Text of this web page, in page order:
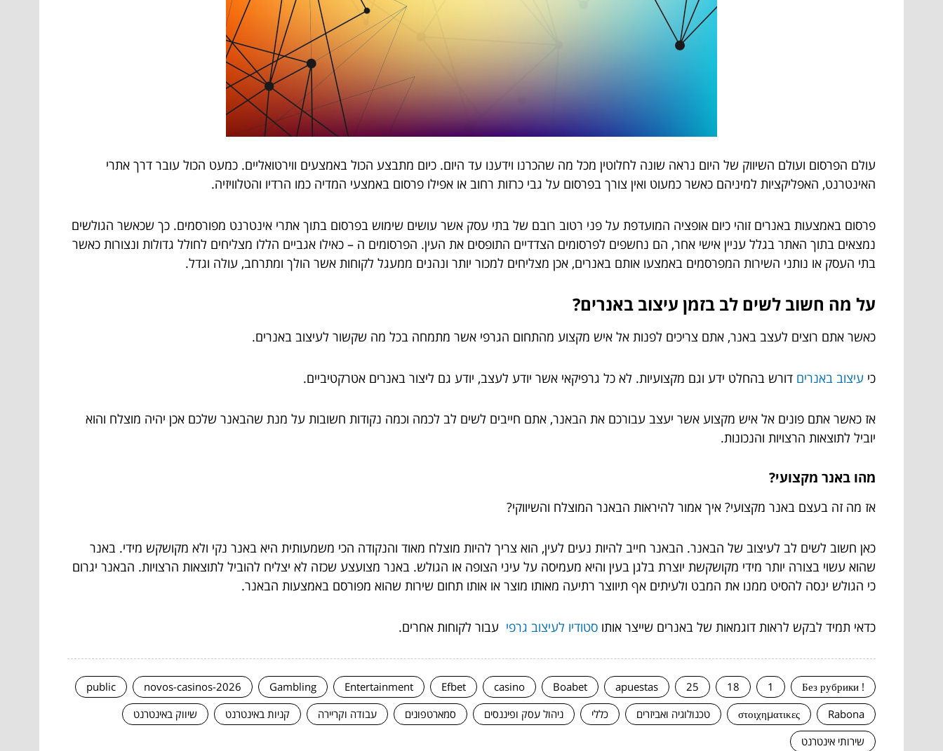
עולם הפרסום ועולם השיווק של היום נראה שונה לחלוטין מכל מה שהכרנו וידענו עד היום. כיום מתבצע הכול באמצעים ווירטואליים. כמעט הכול עובר דרך אתרי
האינטרנט, האפליקציות למיניהם כאשר כמעוט ואין צורך בפרסום על גבי כרזות רחוב או אפילו פרסום באמצעי המדיה כמו הרדיו והטלוויזיה.
פרסום באמצעות באנרים זוהי כיום אופציה המועדפת על פני רטוב רובם של בתי עסק אשר עושים שימוש בפרסום בתוך אתרי אינטרנט מפורסמים. כך שכאשר הגולשים
נמצאים בתוך האתר בגלל עניין אישי אחר, הם נחשפים לפרסומים הצדדיים התופסים את העין. הפרסומים ה – כאילו אגביים הללו מצליחים לחולל גדולות ונצורות כאשר
בתי העסק או נותני השירות המפרסמים באמצעו אותם באנרים, אכן מצליחים למכור יותר ונהנים ממעגל לקוחות אשר הולך ומתרחב, עולה וגדל.
על מה חשוב לשים לב בזמן עיצוב באנרים?
כאשר אתם רוצים לעצב באנר, אתם צריכים לפנות אל איש מקצוע מהתחום הגרפי אשר מתמחה בכל מה שקשור לעיצוב באנרים.
כי עיצוב באנרים דורש בהחלט ידע וגם מקצועיות. לא כל גרפיקאי אשר יודע לעצב, יודע גם ליצור באנרים אטרקטיביים.
אז כאשר אתם פונים אל איש מקצוע אשר יעצב עבורכם את הבאנר, אתם חייבים לשים לב לכמה וכמה נקודות חשובות על מנת שהבאנר שלכם אכן יהיה מוצלח והוא
יוביל לתוצאות הרצויות והנכונות.
מהו באנר מקצועי?
אז מה זה בעצם באנר מקצועי? איך אמור להיראות הבאנר המוצלח והשיווקי?
כאן חשוב לשים לב לעיצוב של הבאנר. הבאנר חייב להיות נעים לעין, הוא צריך להיות מוצלח מאוד והנקודה הכי משמעותית היא באנר נקי ולא מקושקש מידי. באנר
שהוא עשוי בצורה יותר מידי מקושקשת יוצרת בלגן בעין והיא מעמיסה על עיני הצופה או הגולש. באנר מצועצע שכזה לא יצליח להוביל לתוצאות הרצויות. הבאנר יגרום
כי הגולש ינסה להסיט ממנו את המבט ולעיתים אף תיווצר רתיעה מאותו מוצר או אותו תחום שירות שהוא מפורסם באמצעות הבאנר.
כדאי תמיד לבקש לראות דוגמאות של באנרים שייצר אותו סטודיו לעיצוב גרפי עבור לקוחות אחרים.
! Без рубрики
1
18
25
apuestas
Boabet
casino
Efbet
Entertainment
Gambling
novos-casinos-2026
public
Rabona
στοιχηματικες טכנולוגיה ואביזרים כללי ניהול עסק ופיננסים סמארטפונים עבודה וקריירה קניות באינטרנט
שיווק באינטרנט
שירותי אינטרנט